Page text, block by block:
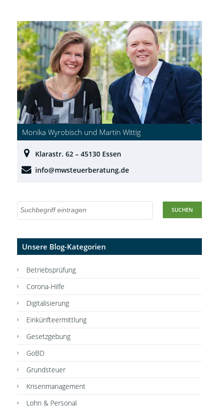
Monika Wyrobisch und Martin Wittig
Klarastr. 62 – 45130 Essen
info@mwsteuerberatung.de
Unsere Blog-Kategorien
Betriebsprüfung
Corona-Hilfe
Digitalisierung
Einkünfteermittlung
Gesetzgebung
GoBD
Grundsteuer
Krisenmanagement
Lohn & Personal